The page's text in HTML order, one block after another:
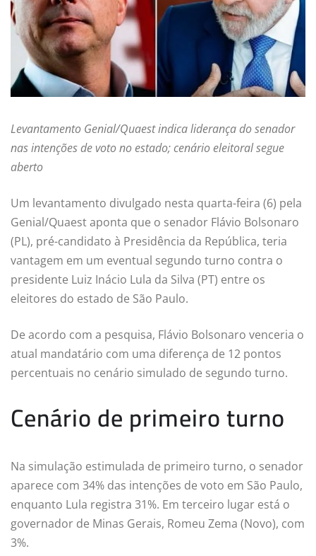
Levantamento Genial/Quaest indica liderança do senador
nas intenções de voto no estado; cenário eleitoral segue
aberto
Um levantamento divulgado nesta quarta-feira (6) pela
Genial/Quaest aponta que o senador Flávio Bolsonaro
(PL), pré-candidato à Presidência da República, teria
vantagem em um eventual segundo turno contra o
presidente Luiz Inácio Lula da Silva (PT) entre os
eleitores do estado de São Paulo.
De acordo com a pesquisa, Flávio Bolsonaro venceria o
atual mandatário com uma diferença de 12 pontos
percentuais no cenário simulado de segundo turno.
Cenário de primeiro turno
Na simulação estimulada de primeiro turno, o senador
aparece com 34% das intenções de voto em São Paulo,
enquanto Lula registra 31%. Em terceiro lugar está o
governador de Minas Gerais, Romeu Zema (Novo), com
3%.